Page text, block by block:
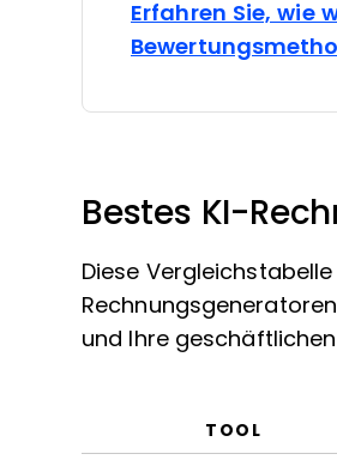
Erfahren Sie, wie
Bestes KI-
Diese
und Ihre
TOOL